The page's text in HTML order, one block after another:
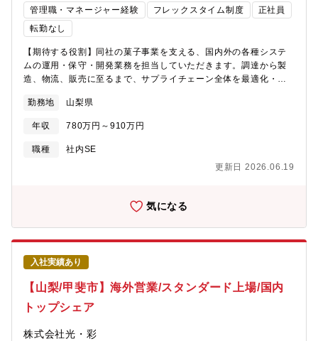
トップクラスのシェアを誇ります。独自の生産技術で、企画から
製造・完成まで、一貫した体制を完備。細部にまでこだわり抜い
た、高品質のジュエリーを提供しています。■全てのお客様に
「Quality(品質)とQualia(質感)」をお届けすることを目指して、
独創的でストーリーのあるジュエリー、高機能で安全性の高いパ
ーツを考案しています。■今後は、自社ブランドの確立や海外への
管理職・マネージャー経験 フレックスタイム制度
正社員
転勤なし
【期待する役割】同社の菓子事業を支える、国内外の各種システ
ムの運用・保守・開発業務を担当していただきます。調達から製
造、物流、販売に至るまで、サプライチェーン全体を最適化・効
システムを取扱います＜具体的には＞・各種システムの企画提
案、開発のプロジェクトマネージメント、日常業務でのチーム・
ベンダーマネジメントが中心的な業務となります。・基幹システ
ムの企画・要件定義・導入・運用保守・関連会社のITシステム企
場2社)・工場スマート化や店舗DX推進や関連会社を含む基幹シス
ることができます。■システム例顧客管理・ECシステム・顧客対
応システム人事・勤怠・給与・経理管理システムグループ会社向
けシステム（顧客管理・宿泊・ゴルフ場）■入社後横浜勤務の場
合：研修期間として入社後1～２か月程度は事業理解・現場理解を
深めて頂くため山梨本社へ勤務頂きます。その後は約週1回のペー
スで山梨本社へ来ていただきます。（宿泊を伴う）※現行会議体
の影響で月～火が多い■魅力ポイント・幅広い業務・PJTに関わる
ことができるため、今まで培ったスキルを生かせる場がありま
す・会社としてIT分野への投資を決定、予算感・規模感の大きな
実行力・推進力が発揮でき求められる業務となります。【部門構
勤務地 山梨県
年収 780万円～910万円
職種
社内SE
更新日 2026.06.19
気になる
入社実績あり
【山梨/甲斐市】海外営業/スタンダード上場/国内
トップシェア
株式会社光・彩